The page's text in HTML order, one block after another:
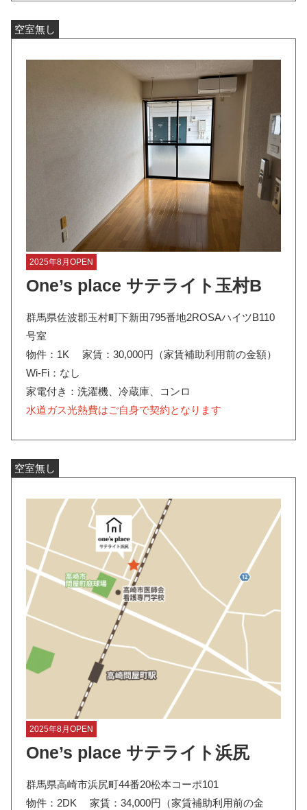
空室無し
2025年8月OPEN
One’s place サテライト玉村B
群馬県佐波郡玉村町下新田795番地2ROSAハイツB110
号室
物件：1K 家賃：30,000円（家賃補助利用前の金額）
Wi-Fi：なし
家電付き：洗濯機、冷蔵庫、コンロ
水道ガス光熱費はご自身で契約となります
空室無し
2025年8月OPEN
One’s place サテライト浜尻
群馬県高崎市浜尻町44番20松本コーポ101
物件：2DK 家賃：34,000円（家賃補助利用前の金